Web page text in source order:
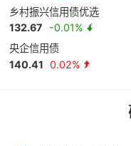
乡村振兴信用债优选
132.67
-0.01%
央企信用债
140.41
0.02%